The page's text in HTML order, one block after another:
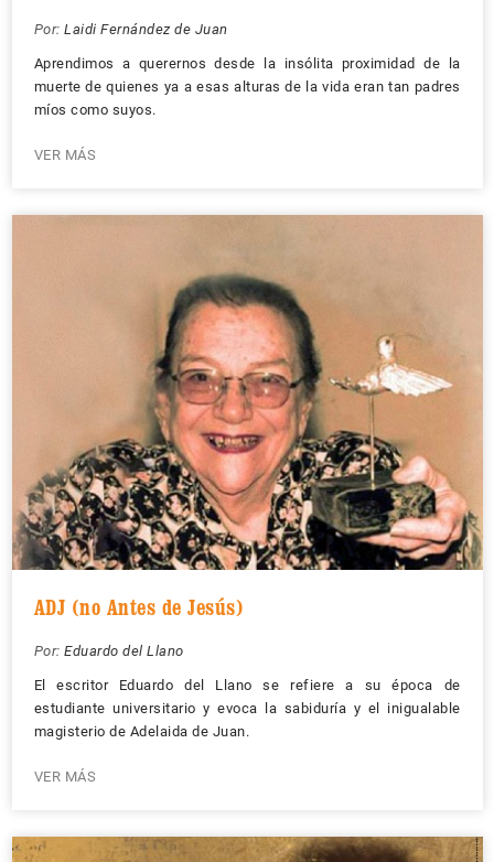
Por: Laidi Fernández de Juan
Aprendimos a querernos desde la insólita proximidad de la
muerte de quienes ya a esas alturas de la vida eran tan padres
míos como suyos.
VER MÁS
ADJ (no Antes de Jesús)
Por: Eduardo del Llano
El escritor Eduardo del Llano se refiere a su época de
estudiante universitario y evoca la sabiduría y el inigualable
magisterio de Adelaida de Juan.
VER MÁS